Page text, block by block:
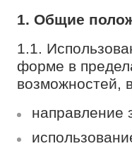
1. Общие
1.1.
форме в
возможностей,
направление